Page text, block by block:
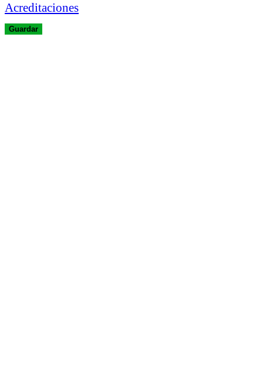
Acreditaciones
Guardar